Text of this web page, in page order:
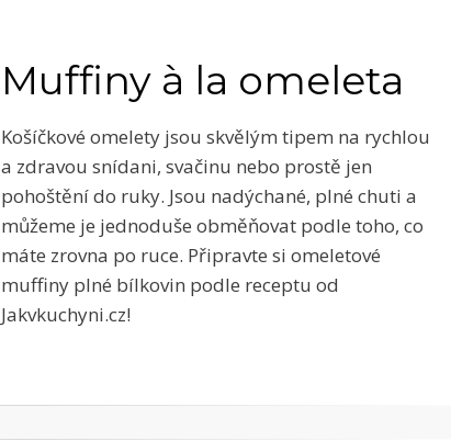
Muffiny à la omeleta
Košíčkové omelety jsou skvělým tipem na rychlou
a zdravou snídani, svačinu nebo prostě jen
pohoštění do ruky. Jsou nadýchané, plné chuti a
můžeme je jednoduše obměňovat podle toho, co
máte zrovna po ruce. Připravte si omeletové
muffiny plné bílkovin podle receptu od
Jakvkuchyni.cz!